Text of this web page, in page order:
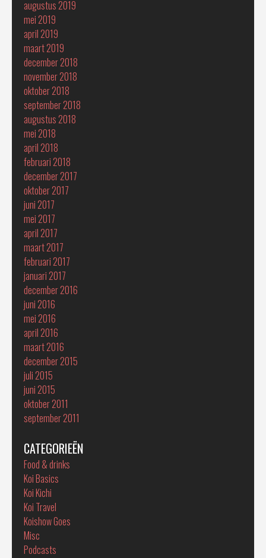
augustus 2019
mei 2019
april 2019
maart 2019
december 2018
november 2018
oktober 2018
september 2018
augustus 2018
mei 2018
april 2018
februari 2018
december 2017
oktober 2017
juni 2017
mei 2017
april 2017
maart 2017
februari 2017
januari 2017
december 2016
juni 2016
mei 2016
april 2016
maart 2016
december 2015
juli 2015
juni 2015
oktober 2011
september 2011
CATEGORIEËN
Food & drinks
Koi Basics
Koi Kichi
Koi Travel
Koishow Goes
Misc
Podcasts